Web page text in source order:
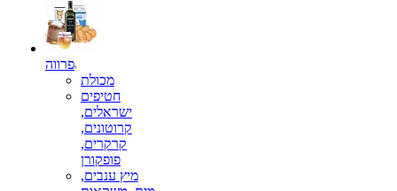
פרווה
מכולת
חטיפים
ישראלים,
קרוטונים,
קרקרים,
פופקורן
מיץ ענבים,